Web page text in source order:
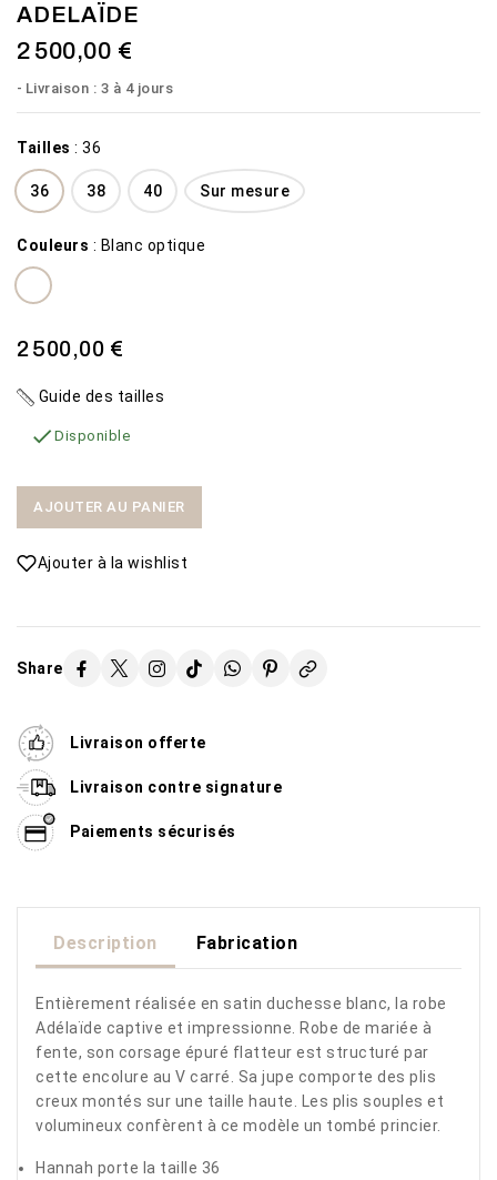
ADELAÏDE
2 500,00 €
Livraison : 3 à 4 jours
Tailles : 36
36 38 40 Sur mesure
Couleurs : Blanc optique
2 500,00 €
Guide des tailles
 Disponible
AJOUTER AU PANIER
Ajouter à la wishlist
Share
Livraison offerte
Livraison contre signature
Paiements sécurisés
Description Fabrication
Entièrement réalisée en satin duchesse blanc, la robe
Adélaïde captive et impressionne. Robe de mariée à
fente, son corsage épuré flatteur est structuré par
cette encolure au V carré. Sa jupe comporte des plis
creux montés sur une taille haute. Les plis souples et
volumineux confèrent à ce modèle un tombé princier.
Hannah porte la taille 36